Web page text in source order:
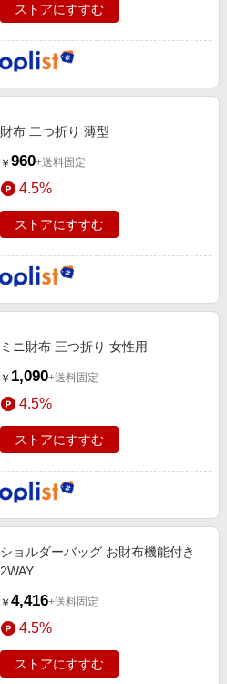
ストアにすすむ
財布 二つ折り 薄型
￥ 960+送料固定
4.5%
ストアにすすむ
ミニ財布 三つ折り 女性用
￥ 1,090+送料固定
4.5%
ストアにすすむ
ショルダーバッグ お財布機能付き
2WAY
￥ 4,416+送料固定
4.5%
ストアにすすむ